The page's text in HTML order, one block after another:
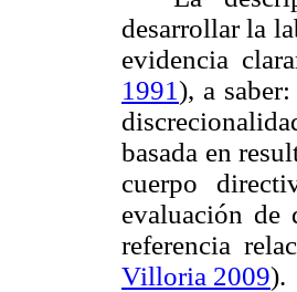
desarrollar la
evidencia
1991), a
basada en
cuerpo
evaluación de
referencia
Villoria 2009).